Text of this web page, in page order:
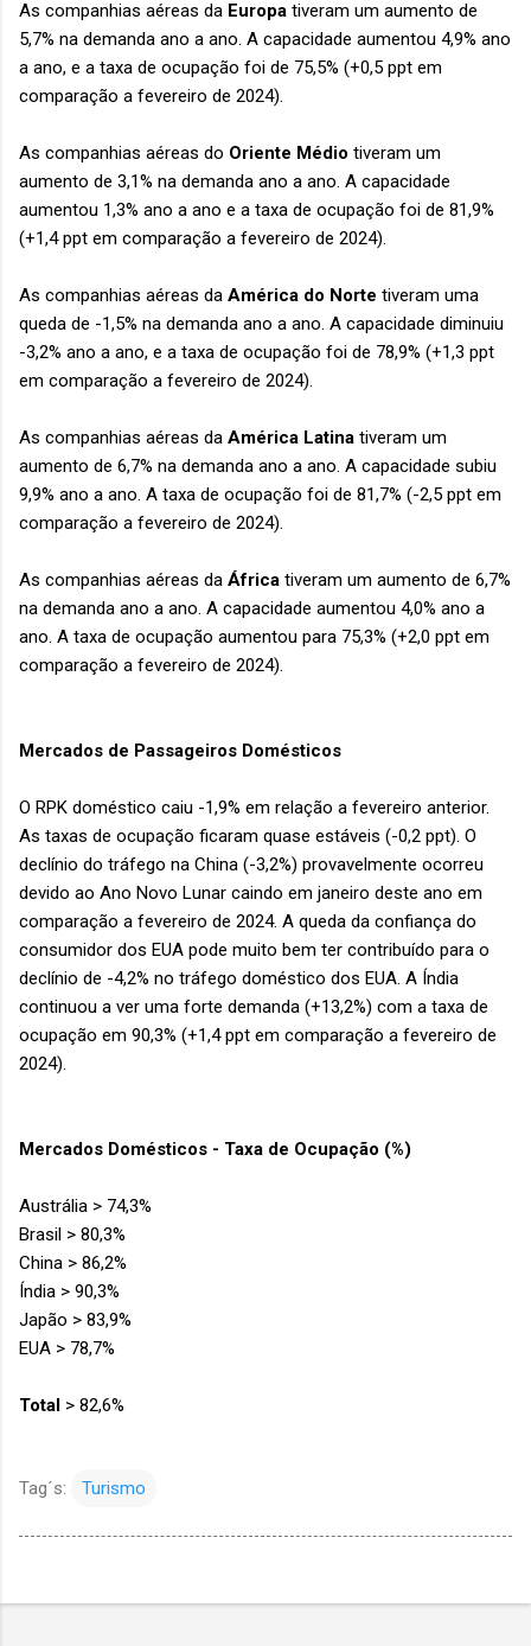
As companhias aéreas da Europa tiveram um aumento de
5,7% na demanda ano a ano. A capacidade aumentou 4,9% ano
a ano, e a taxa de ocupação foi de 75,5% (+0,5 ppt em
comparação a fevereiro de 2024).
As companhias aéreas do Oriente Médio tiveram um
aumento de 3,1% na demanda ano a ano. A capacidade
aumentou 1,3% ano a ano e a taxa de ocupação foi de 81,9%
(+1,4 ppt em comparação a fevereiro de 2024).
As companhias aéreas da América do Norte tiveram uma
queda de -1,5% na demanda ano a ano. A capacidade diminuiu
-3,2% ano a ano, e a taxa de ocupação foi de 78,9% (+1,3 ppt
em comparação a fevereiro de 2024).
As companhias aéreas da América Latina tiveram um
aumento de 6,7% na demanda ano a ano. A capacidade subiu
9,9% ano a ano. A taxa de ocupação foi de 81,7% (-2,5 ppt em
comparação a fevereiro de 2024).
As companhias aéreas da África tiveram um aumento de 6,7%
na demanda ano a ano. A capacidade aumentou 4,0% ano a
ano. A taxa de ocupação aumentou para 75,3% (+2,0 ppt em
comparação a fevereiro de 2024).
Mercados de Passageiros Domésticos
O RPK doméstico caiu -1,9% em relação a fevereiro anterior.
As taxas de ocupação ficaram quase estáveis (-0,2 ppt). O
declínio do tráfego na China (-3,2%) provavelmente ocorreu
devido ao Ano Novo Lunar caindo em janeiro deste ano em
comparação a fevereiro de 2024. A queda da confiança do
consumidor dos EUA pode muito bem ter contribuído para o
declínio de -4,2% no tráfego doméstico dos EUA. A Índia
continuou a ver uma forte demanda (+13,2%) com a taxa de
ocupação em 90,3% (+1,4 ppt em comparação a fevereiro de
2024).
Mercados Domésticos - Taxa de Ocupação (%)
Austrália > 74,3%
Brasil > 80,3%
China > 86,2%
Índia > 90,3%
Japão > 83,9%
EUA > 78,7%
Total > 82,6%
Tag´s: Turismo